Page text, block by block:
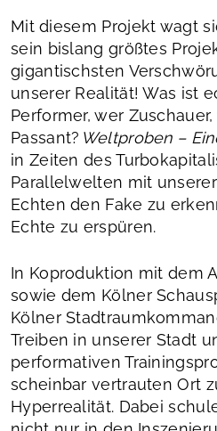
Mit diesem Projekt wagt
sein bislang größtes
gigantischsten
unserer Realität! Was ist
Performer, wer
Passant?Weltproben –
in Zeiten des
Parallelwelten mit
Echten den Fake zu
Echte zu erspüren.
In Koproduktion mit dem
sowie dem Kölner
Kölner
Treiben in unserer Stadt
performativen
scheinbar vertrauten Ort
Hyperrealität. Dabei